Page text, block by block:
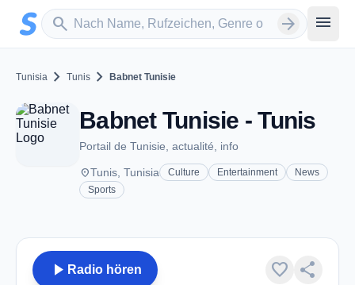
Zum Hauptinhalt springen
search
Sender suchen arrow_forward menu
Tunisia chevron_right Tunis chevron_right Babnet Tunisie
Babnet Tunisie - Tunis
Portail de Tunisie, actualité, info
placeTunis, Tunisia Culture Entertainment
News
Sports
play_arrow Radio hören favorite share